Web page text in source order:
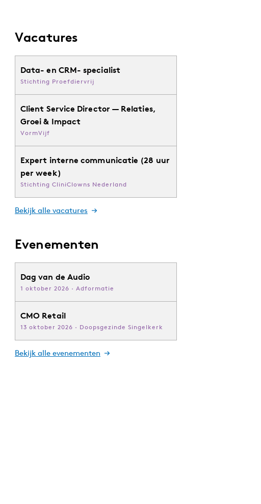
Vacatures
Data- en CRM- specialist
Stichting Proefdiervrij
Client Service Director — Relaties,
Groei & Impact
VormVijf
Expert interne communicatie (28 uur
per week)
Stichting CliniClowns Nederland
Bekijk alle vacatures
Evenementen
Dag van de Audio
1 oktober 2026 · Adformatie
CMO Retail
13 oktober 2026 · Doopsgezinde Singelkerk
Bekijk alle evenementen